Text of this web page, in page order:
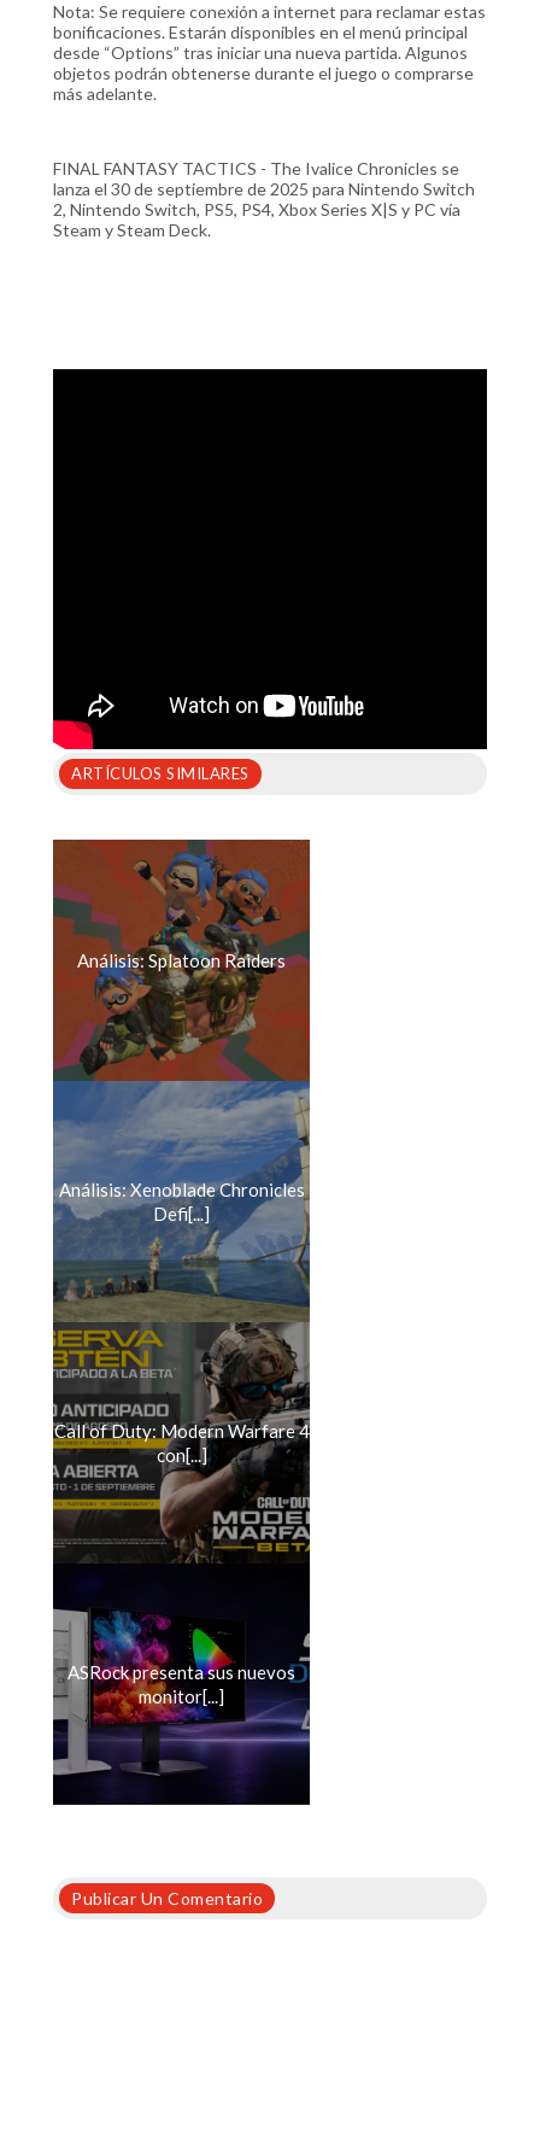
Nota: Se requiere conexión a internet para reclamar estas
bonificaciones. Estarán disponibles en el menú principal
desde “Options” tras iniciar una nueva partida. Algunos
objetos podrán obtenerse durante el juego o comprarse
más adelante.
FINAL FANTASY TACTICS - The Ivalice Chronicles se
lanza el 30 de septiembre de 2025 para Nintendo Switch
2, Nintendo Switch, PS5, PS4, Xbox Series X|S y PC vía
Steam y Steam Deck.
ARTÍCULOS SIMILARES
Análisis: Splatoon Raiders
Análisis: Xenoblade Chronicles
Defi[...]
Call of Duty: Modern Warfare 4
con[...]
ASRock presenta sus nuevos
monitor[...]
Publicar Un Comentario